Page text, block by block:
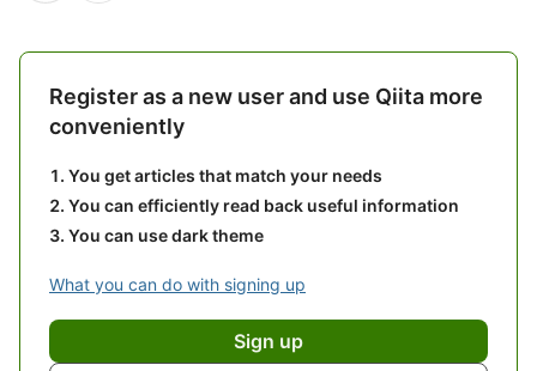
Register as a new user and use Qiita more
conveniently
You get articles that match your needs
You can efficiently read back useful information
You can use dark theme
What you can do with signing up
Sign up